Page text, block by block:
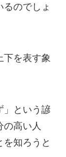
のでしょ
下を表す象
」という諺
高い人
知ろうと